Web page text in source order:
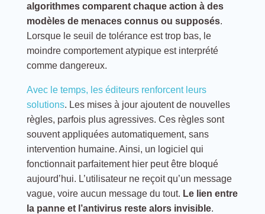
algorithmes comparent chaque action à des
modèles de menaces connus ou supposés.
Lorsque le seuil de tolérance est trop bas, le
moindre comportement atypique est interprété
comme dangereux.
Avec le temps, les éditeurs renforcent leurs
solutions. Les mises à jour ajoutent de nouvelles
règles, parfois plus agressives. Ces règles sont
souvent appliquées automatiquement, sans
intervention humaine. Ainsi, un logiciel qui
fonctionnait parfaitement hier peut être bloqué
aujourd’hui. L’utilisateur ne reçoit qu’un message
vague, voire aucun message du tout. Le lien entre
la panne et l’antivirus reste alors invisible.